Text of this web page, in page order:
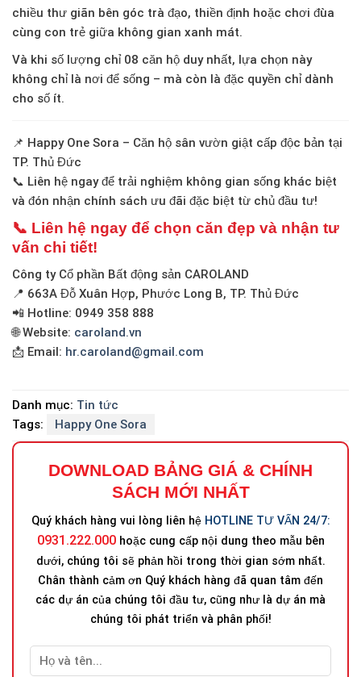
chiều thư giãn bên góc trà đạo, thiền định hoặc chơi đùa
cùng con trẻ giữa không gian xanh mát.
Và khi số lượng chỉ 08 căn hộ duy nhất, lựa chọn này
không chỉ là nơi để sống – mà còn là đặc quyền chỉ dành
cho số ít.
📌 Happy One Sora – Căn hộ sân vườn giật cấp độc bản tại
TP. Thủ Đức
📞 Liên hệ ngay để trải nghiệm không gian sống khác biệt
và đón nhận chính sách ưu đãi đặc biệt từ chủ đầu tư!
📞 Liên hệ ngay để chọn căn đẹp và nhận tư
vấn chi tiết!
Công ty Cổ phần Bất động sản CAROLAND
📍 663A Đỗ Xuân Hợp, Phước Long B, TP. Thủ Đức
📲 Hotline: 0949 358 888
🌐 Website: caroland.vn
📩 Email: hr.caroland@gmail.com
Danh mục: Tin tức
Tags:
Happy One Sora
DOWNLOAD BẢNG GIÁ & CHÍNH
SÁCH MỚI NHẤT
Quý khách hàng vui lòng liên hệ HOTLINE TƯ VẤN 24/7:
0931.222.000hoặc cung cấp nội dung theo mẫu bên
dưới, chúng tôi sẽ phản hồi trong thời gian sớm nhất.
Chân thành cảm ơn Quý khách hàng đã quan tâm đến
các dự án của chúng tôi đầu tư, cũng như là dự án mà
chúng tôi phát triển và phân phối!